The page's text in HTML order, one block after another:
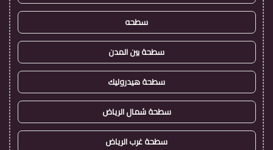
سطحه
سطحة بين المدن
سطحة هيدروليك
سطحة شمال الرياض
سطحة غرب الرياض